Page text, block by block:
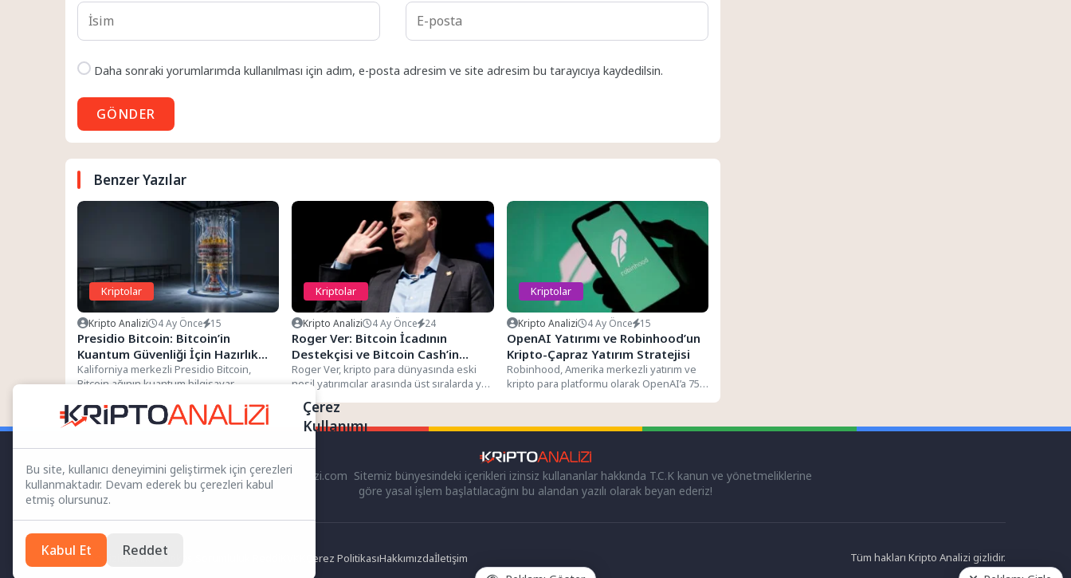
Daha sonraki yorumlarımda kullanılması için adım, e-posta adresim ve site adresim bu tarayıcıya kaydedilsin.
GÖNDER
Benzer Yazılar
Kriptolar
Kripto Analizi 4 Ay Önce 15
Presidio Bitcoin: Bitcoin’in
Kuantum Güvenliği İçin Hazırlık
Bütünsel İncelemesi
Kaliforniya merkezli Presidio Bitcoin,
Bitcoin ağının kuantum bilgisayar
savunmada olduğunu değerlendiren...
Kriptolar
Kripto Analizi 4 Ay Önce 24
Roger Ver: Bitcoin İcadının
Destekçisi ve Bitcoin Cash’in
Köklerini İnceleyen Bir Giriş
Roger Ver, kripto para dünyasında eski
nesil yatırımcılar arasında üst sıralarda yer
Kriptolar
Kripto Analizi 4 Ay Önce 15
OpenAI Yatırımı ve Robinhood’un
Kripto-Çapraz Yatırım Stratejisi
Robinhood, Amerika merkezli yatırım ve
kripto para platformu olarak OpenAI’a 75
kriptoanalizi.com Sitemiz bünyesindeki içerikleri izinsiz kullananlar hakkında T.C.K kanun ve yönetmeliklerine
göre yasal işlem başlatılacağını bu alandan yazılı olarak beyan ederiz!
Altın Analizi Gizlilik Politikası Çerez PolitikasıHakkımızdaİletişim Tüm hakları Kripto Analizi gizlidir.
Çerez
Kullanımı
Bu site, kullanıcı deneyimini geliştirmek için çerezleri
kullanmaktadır. Devam ederek bu çerezleri kabul
etmiş olursunuz.
Kabul Et Reddet